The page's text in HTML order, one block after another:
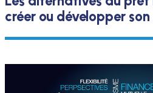
créer ou développer